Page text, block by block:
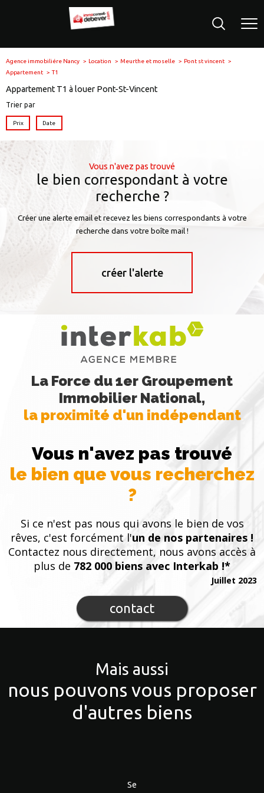
Agence immobiliére Nancy Location Meurthe et moselle
Pont st vincent
Appartement
T1
Appartement T1 à louer Pont-St-Vincent
Trier par
Prix Date
Vous n'avez pas trouvé
le bien correspondant à votre
recherche ?
Créer une alerte email et recevez les biens correspondants à votre
recherche dans votre boîte mail !
créer l'alerte
La Force du 1er Groupement
Immobilier National,
la proximité d'un indépendant
Vous n'avez pas trouvé
le bien que vous recherchez
?
Si ce n'est pas nous qui avons le bien de vos
rêves, c'est forcément l'un de nos partenaires !
Contactez nous directement, nous avons accès à
plus de 782 000 biens avec Interkab !*
contact
Juillet 2023
Mais aussi
nous pouvons vous proposer
d'autres biens
Se